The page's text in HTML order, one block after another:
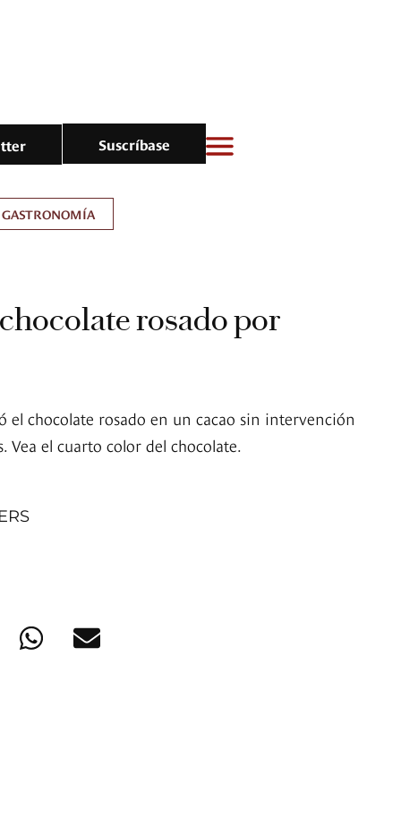
Suscríbase
GASTRONOMÍA
rosado por
el chocolate rosado en un cacao sin intervención
Vea el cuarto color del chocolate.